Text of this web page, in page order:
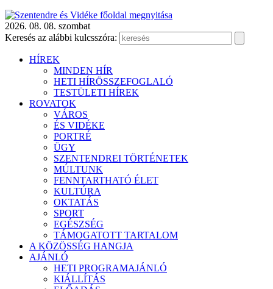
2026. 08. 08. szombat
Keresés az alábbi kulcsszóra:
HÍREK
MINDEN HÍR
HETI HÍRÖSSZEFOGLALÓ
TESTÜLETI HÍREK
ROVATOK
VÁROS
ÉS VIDÉKE
PORTRÉ
ÜGY
SZENTENDREI TÖRTÉNETEK
MÚLTUNK
FENNTARTHATÓ ÉLET
KULTÚRA
OKTATÁS
SPORT
EGÉSZSÉG
TÁMOGATOTT TARTALOM
A KÖZÖSSÉG HANGJA
AJÁNLÓ
HETI PROGRAMAJÁNLÓ
KIÁLLÍTÁS